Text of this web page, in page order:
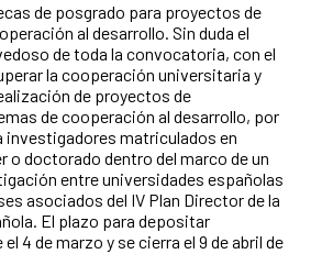
de posgrado para proyectos de
al desarrollo. Sin duda el
de toda la convocatoria, con el
la cooperación universitaria y
de proyectos de
de cooperación al desarrollo, por
investigadores matriculados en
o doctorado dentro del marco de un
entre universidades españolas
asociados del IV Plan Director de la
El plazo para depositar
4 de marzo y se cierra el 9 de abril de